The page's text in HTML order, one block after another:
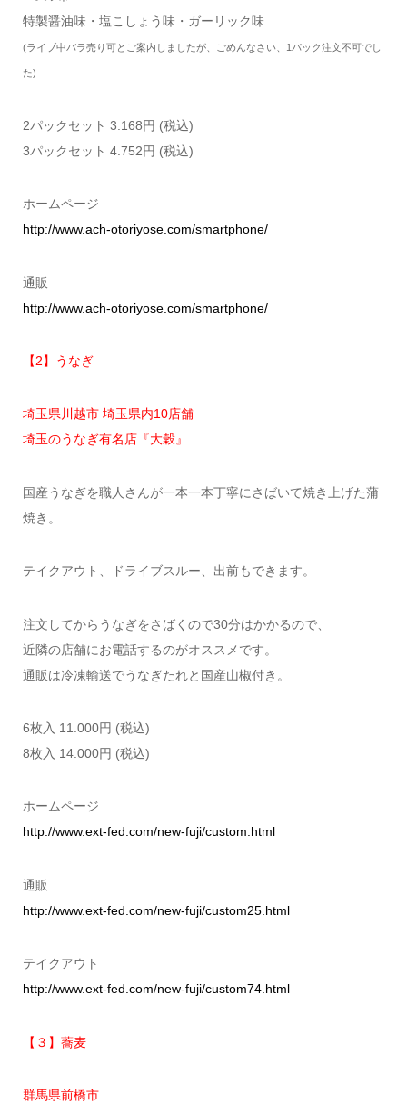
特製醤油味・塩こしょう味・ガーリック味
(ライブ中バラ売り可とご案内しましたが、ごめんなさい、1パック注文不可でし
た)
2パックセット 3.168円 (税込)
3パックセット 4.752円 (税込)
ホームページ
http://www.ach-otoriyose.com/smartphone/
通販
http://www.ach-otoriyose.com/smartphone/
【2】うなぎ
埼玉県川越市 埼玉県内10店舗
埼玉のうなぎ有名店『大穀』
国産うなぎを職人さんが一本一本丁寧にさばいて焼き上げた蒲
焼き。
テイクアウト、ドライブスルー、出前もできます。
注文してからうなぎをさばくので30分はかかるので、
近隣の店舗にお電話するのがオススメです。
通販は冷凍輸送でうなぎたれと国産山椒付き。
6枚入 11.000円 (税込)
8枚入 14.000円 (税込)
ホームページ
http://www.ext-fed.com/new-fuji/custom.html
通販
http://www.ext-fed.com/new-fuji/custom25.html
テイクアウト
http://www.ext-fed.com/new-fuji/custom74.html
【３】蕎麦
群馬県前橋市